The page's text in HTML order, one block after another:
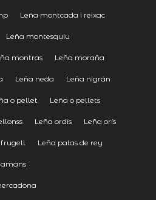
Leña montcada i reixac
Leña montesquiu
montras Leña moraña
Leña neda Leña nigrán
o pellet Leña o pellets
Leña ordis Leña orís
Leña palas de rey